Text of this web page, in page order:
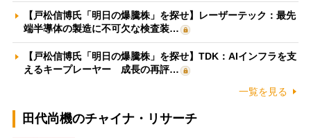
【戸松信博氏「明日の爆騰株」を探せ】レーザーテック：最先
端半導体の製造に不可欠な検査装…
【戸松信博氏「明日の爆騰株」を探せ】TDK：AIインフラを支
えるキープレーヤー 成長の再評…
一覧を見る
田代尚機のチャイナ・リサーチ